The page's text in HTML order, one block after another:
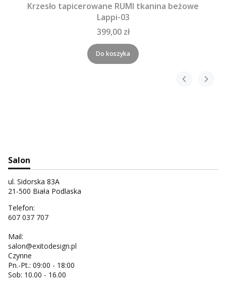
Krzesło tapicerowane RUMI tkanina beżowe
Lappi-03
399,00 zł
Do koszyka
Salon
ul. Sidorska 83A
21-500 Biała Podlaska
Telefon:
607 037 707
Mail:
salon@exitodesign.pl
Czynne
Pn.-Pt.: 09:00 - 18:00
Sob: 10.00 - 16.00